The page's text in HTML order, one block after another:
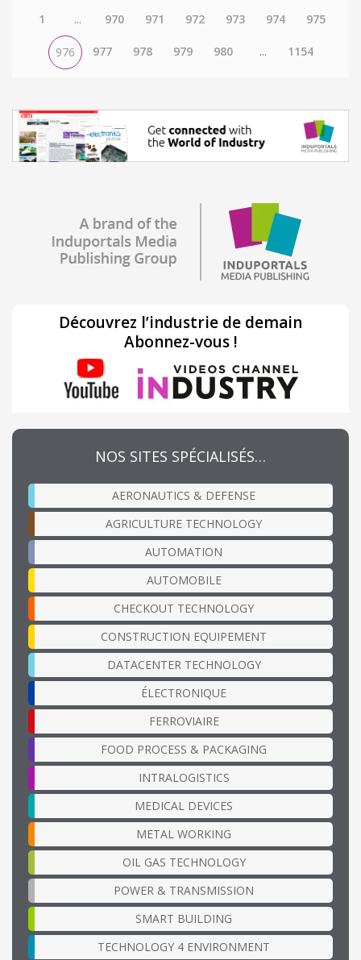
1 ... 970 971 972 973 974 975
976 977 978 979 980 ... 1154
Découvrez l’industrie de demain
Abonnez-vous !
NOS SITES SPÉCIALISÉS…
AERONAUTICS & DEFENSE
AGRICULTURE TECHNOLOGY
AUTOMATION
AUTOMOBILE
CHECKOUT TECHNOLOGY
CONSTRUCTION EQUIPEMENT
DATACENTER TECHNOLOGY
ÉLECTRONIQUE
FERROVIAIRE
FOOD PROCESS & PACKAGING
INTRALOGISTICS
MEDICAL DEVICES
METAL WORKING
OIL GAS TECHNOLOGY
POWER & TRANSMISSION
SMART BUILDING
TECHNOLOGY 4 ENVIRONMENT